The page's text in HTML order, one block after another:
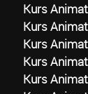
Kurs
Kurs
Kurs
Kurs
Kurs